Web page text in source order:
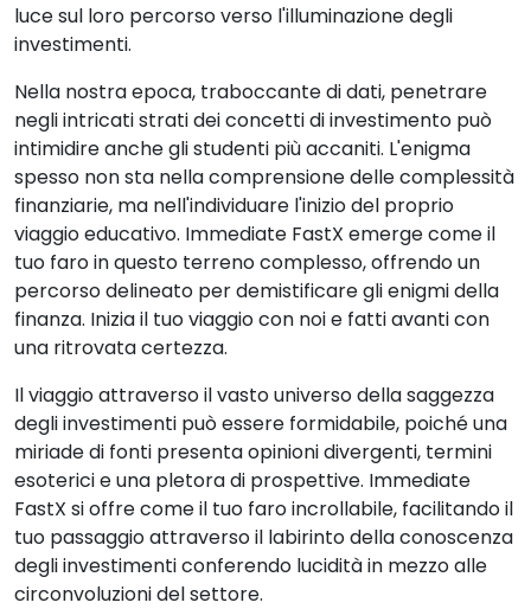
luce sul loro percorso verso l'illuminazione degli
investimenti.
Nella nostra epoca, traboccante di dati, penetrare
negli intricati strati dei concetti di investimento può
intimidire anche gli studenti più accaniti. L'enigma
spesso non sta nella comprensione delle complessità
finanziarie, ma nell'individuare l'inizio del proprio
viaggio educativo. Immediate FastX emerge come il
tuo faro in questo terreno complesso, offrendo un
percorso delineato per demistificare gli enigmi della
finanza. Inizia il tuo viaggio con noi e fatti avanti con
una ritrovata certezza.
Il viaggio attraverso il vasto universo della saggezza
degli investimenti può essere formidabile, poiché una
miriade di fonti presenta opinioni divergenti, termini
esoterici e una pletora di prospettive. Immediate
FastX si offre come il tuo faro incrollabile, facilitando il
tuo passaggio attraverso il labirinto della conoscenza
degli investimenti conferendo lucidità in mezzo alle
circonvoluzioni del settore.